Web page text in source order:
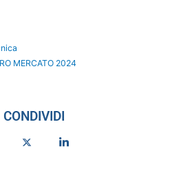
MERCATO 2024
CONDIVIDI